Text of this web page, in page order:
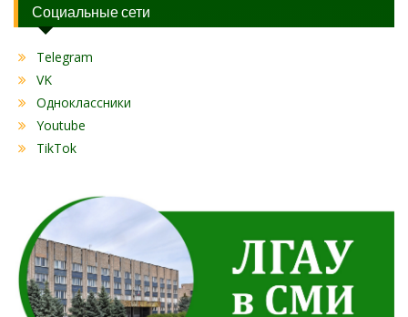
Социальные сети
Telegram
VK
Одноклассники
Youtube
TikTok